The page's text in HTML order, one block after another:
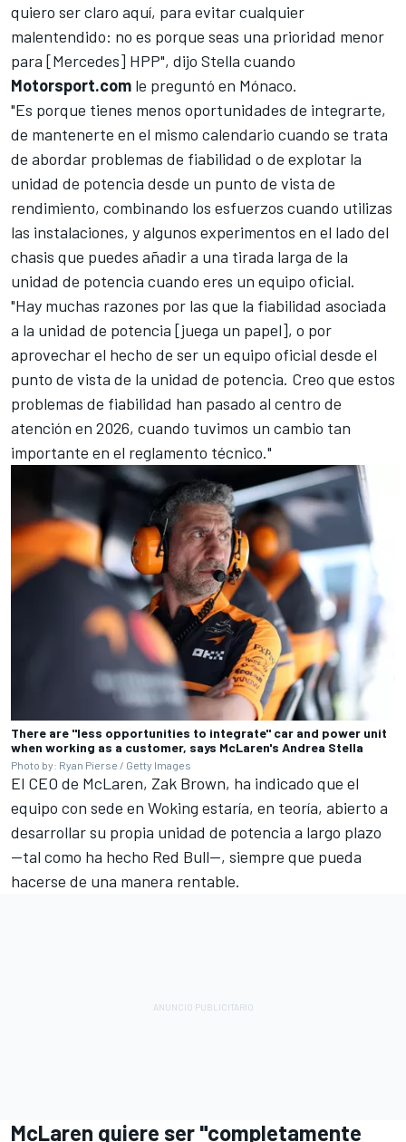
quiero ser claro aquí, para evitar cualquier
malentendido: no es porque seas una prioridad menor
para [Mercedes] HPP", dijo Stella cuando
Motorsport.com le preguntó en Mónaco.
"Es porque tienes menos oportunidades de integrarte,
de mantenerte en el mismo calendario cuando se trata
de abordar problemas de fiabilidad o de explotar la
unidad de potencia desde un punto de vista de
rendimiento, combinando los esfuerzos cuando utilizas
las instalaciones, y algunos experimentos en el lado del
chasis que puedes añadir a una tirada larga de la
unidad de potencia cuando eres un equipo oficial.
"Hay muchas razones por las que la fiabilidad asociada
a la unidad de potencia [juega un papel], o por
aprovechar el hecho de ser un equipo oficial desde el
punto de vista de la unidad de potencia. Creo que estos
problemas de fiabilidad han pasado al centro de
atención en 2026, cuando tuvimos un cambio tan
importante en el reglamento técnico."
There are "less opportunities to integrate" car and power unit
when working as a customer, says McLaren's Andrea Stella
Photo by: Ryan Pierse / Getty Images
El CEO de McLaren, Zak Brown, ha indicado que el
equipo con sede en Woking estaría, en teoría, abierto a
desarrollar su propia unidad de potencia a largo plazo
—tal como ha hecho Red Bull—, siempre que pueda
hacerse de una manera rentable.
McLaren quiere ser "completamente